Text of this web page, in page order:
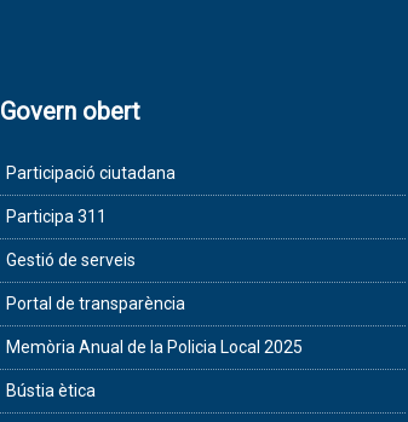
Govern obert
Participació ciutadana
Participa 311
Gestió de serveis
Portal de transparència
Memòria Anual de la Policia Local 2025
Bústia ètica